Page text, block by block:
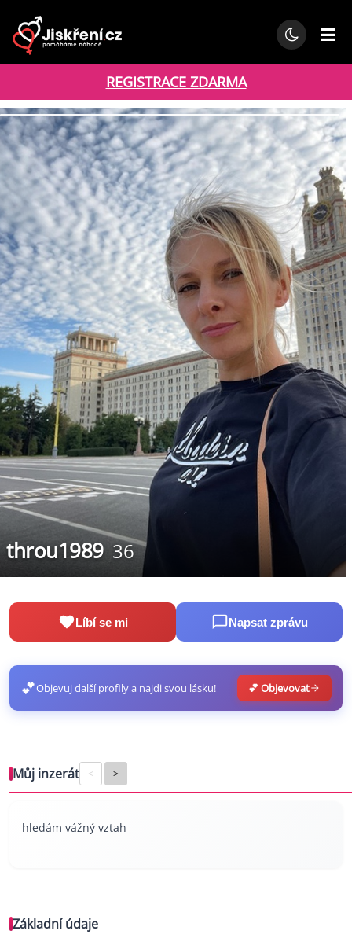
REGISTRACE ZDARMA
throu1989 36
Líbí se mi Napsat zprávu
💕Objevuj další profily a najdi svou lásku! 💕 Objevovat
Můj inzerát < >
hledám vážný vztah
Základní údaje